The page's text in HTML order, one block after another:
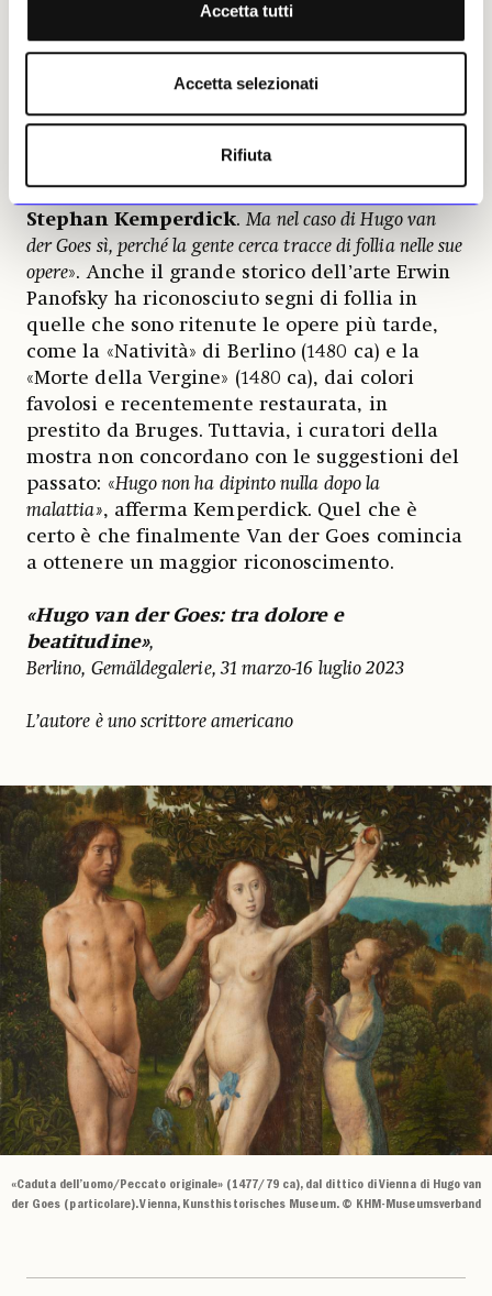
Accetta tutti
Accetta selezionati
Rifiuta
raffigurato in un dipinto del pittore belga di
storia
Hugo van der Goes» (1872). Anche quest’opera,
Vincent van Gogh
Berlino.
Che un dipinto sia stato realizzato nel 1470 o nel 1480
non ha molta importanza, afferma il cocuratore
Stephan Kemperdick.Ma nel caso di Hugo van
der Goes sì, perché la gente cerca tracce di follia nelle sue
opere». Anche il grande storico dell’arte Erwin
Panofsky ha riconosciuto segni di follia in
quelle che sono ritenute le opere più tarde,
come la «Natività» di Berlino (1480 ca) e la
«Morte della Vergine» (1480 ca), dai colori
favolosi e recentemente restaurata, in
prestito da Bruges. Tuttavia, i curatori della
mostra non concordano con le suggestioni del
passato: «Hugo non ha dipinto nulla dopo la
malattia», afferma Kemperdick. Quel che è
certo è che finalmente Van der Goes comincia
a ottenere un maggior riconoscimento.
«Hugo van der Goes: tra dolore e
beatitudine»,
Berlino, Gemäldegalerie, 31 marzo-16 luglio 2023
L’autore è uno scrittore americano
«Caduta dell’uomo/Peccato originale» (1477/79 ca), dal dittico di Vienna di Hugo van
der Goes (particolare). Vienna, Kunsthistorisches Museum. © KHM-Museumsverband